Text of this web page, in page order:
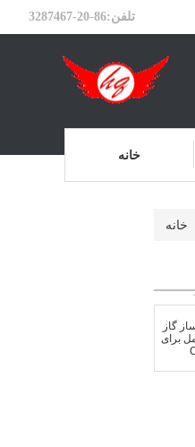
تلفن:86-20-3287467
خانه
خانه